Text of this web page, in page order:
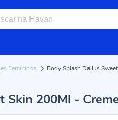
Femininos Body Splash Dailus
Skin 200Ml -